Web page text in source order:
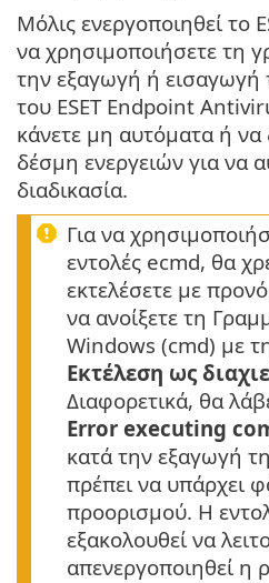
Μόλις ενεργοποιηθεί το
να χρησιμοποιήσετε τη
την εξαγωγή ή
του ESET Endpoint
κάνετε μη αυτόματα ή να
δέσμη ενεργειών για να
διαδικασία.
Για να
εντολές ecmd, θα
εκτελέσετε με
να ανοίξετε τη
Windows (cmd) με
Εκτέλεση ως
Διαφορετικά, θα
Error executing
κατά την εξαγωγή
πρέπει να υπάρχει
προορισμού. Η
εξακολουθεί να
απενεργοποιηθεί η